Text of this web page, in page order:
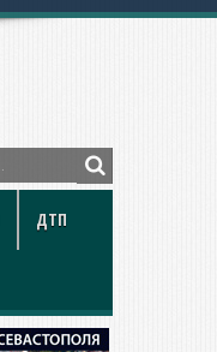
ДТП